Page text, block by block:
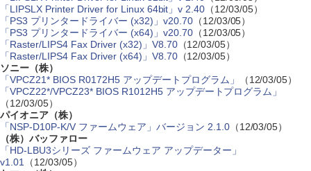
「LIPSLX Printer Driver for Linux 64bit」v 2.40 （12/03/05）
「PS3 プリンタードライバー (x32)」v20.70（12/03/05）
「PS3 プリンタードライバー (x64)」v20.70（12/03/05）
「Raster/LIPS4 Fax Driver (x32)」V8.70（12/03/05）
「Raster/LIPS4 Fax Driver (x64)」V8.70（12/03/05）
ソニー（株）
「VPCZ21* BIOS R0172H5 アップデートプログラム」
（12/03/05）
「VPCZ22*/VPCZ23* BIOS R1012H5 アップデートプログラム」
（12/03/05）
パイオニア（株）
「NSP-D10P-K/V ファームウェア」バージョン 2.1.0（12/03/05）
（株）バッファロー
「HD-LBU3シリーズ ファームウェア アップデーター」
v1.01
（12/03/05）